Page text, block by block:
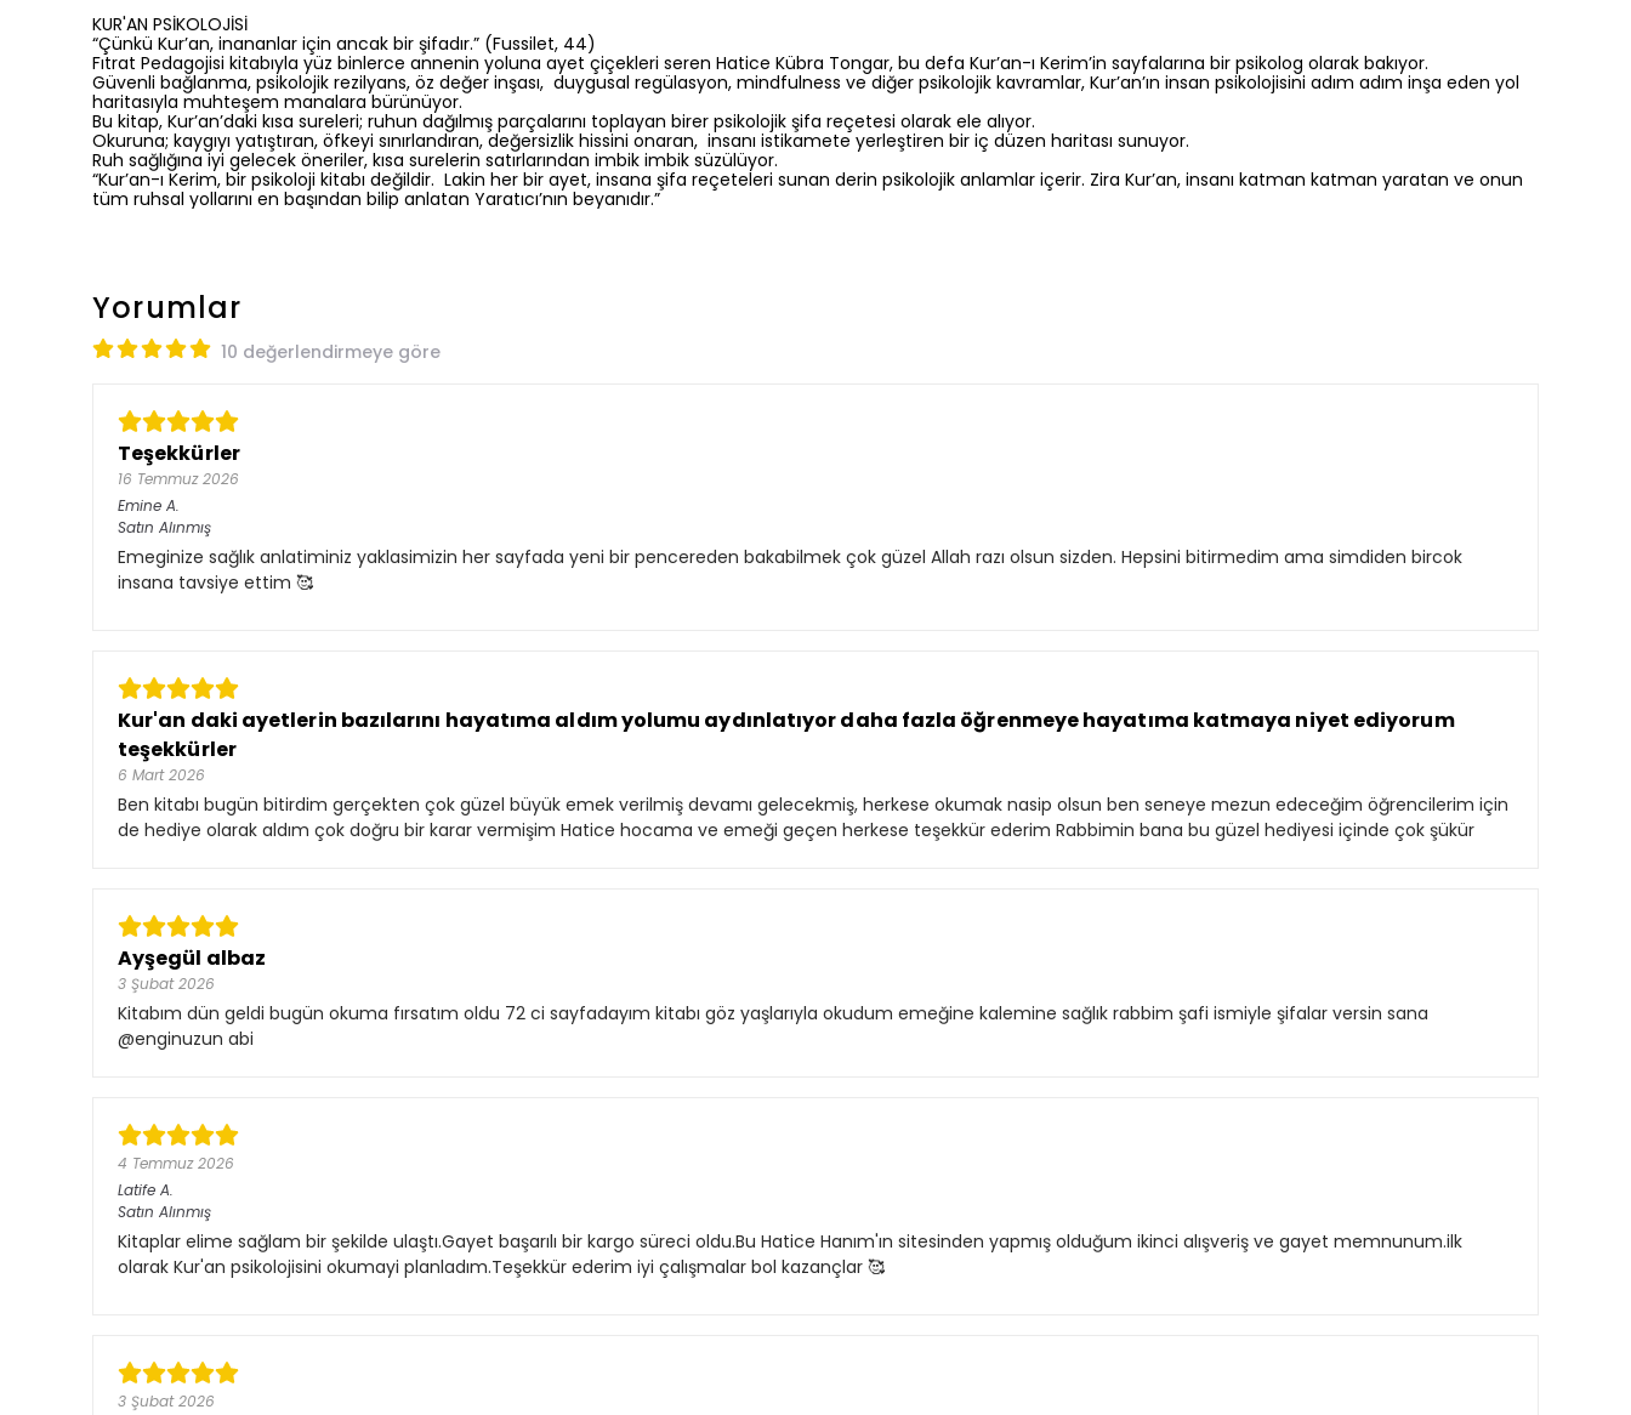
KUR'AN PSİKOLOJİSİ
“Çünkü Kur’an, inananlar için ancak bir şifadır.” (Fussilet, 44)
Fıtrat Pedagojisi kitabıyla yüz binlerce annenin yoluna ayet çiçekleri seren Hatice Kübra Tongar, bu defa Kur’an-ı Kerim’in sayfalarına bir psikolog olarak bakıyor.
Güvenli bağlanma, psikolojik rezilyans, öz değer inşası, duygusal regülasyon, mindfulness ve diğer psikolojik kavramlar, Kur’an’ın insan psikolojisini adım adım inşa eden yol
haritasıyla muhteşem manalara bürünüyor.
Bu kitap, Kur’an’daki kısa sureleri; ruhun dağılmış parçalarını toplayan birer psikolojik şifa reçetesi olarak ele alıyor.
Okuruna; kaygıyı yatıştıran, öfkeyi sınırlandıran, değersizlik hissini onaran, insanı istikamete yerleştiren bir iç düzen haritası sunuyor.
Ruh sağlığına iyi gelecek öneriler, kısa surelerin satırlarından imbik imbik süzülüyor.
“Kur’an-ı Kerim, bir psikoloji kitabı değildir. Lakin her bir ayet, insana şifa reçeteleri sunan derin psikolojik anlamlar içerir. Zira Kur’an, insanı katman katman yaratan ve onun
tüm ruhsal yollarını en başından bilip anlatan Yaratıcı’nın beyanıdır.”
Yorumlar
10 değerlendirmeye göre
Teşekkürler
16 Temmuz 2026
Emine A.
Satın Alınmış
Emeginize sağlık anlatiminiz yaklasimizin her sayfada yeni bir pencereden bakabilmek çok güzel Allah razı olsun sizden. Hepsini bitirmedim ama simdiden bircok
insana tavsiye ettim 🥰
Kur'an daki ayetlerin bazılarını hayatıma aldım yolumu aydınlatıyor daha fazla öğrenmeye hayatıma katmaya niyet ediyorum
teşekkürler
6 Mart 2026
Ben kitabı bugün bitirdim gerçekten çok güzel büyük emek verilmiş devamı gelecekmiş, herkese okumak nasip olsun ben seneye mezun edeceğim öğrencilerim için
de hediye olarak aldım çok doğru bir karar vermişim Hatice hocama ve emeği geçen herkese teşekkür ederim Rabbimin bana bu güzel hediyesi içinde çok şükür
Ayşegül albaz
3 Şubat 2026
Kitabım dün geldi bugün okuma fırsatım oldu 72 ci sayfadayım kitabı göz yaşlarıyla okudum emeğine kalemine sağlık rabbim şafi ismiyle şifalar versin sana
@enginuzun abi
4 Temmuz 2026
Latife A.
Satın Alınmış
Kitaplar elime sağlam bir şekilde ulaştı.Gayet başarılı bir kargo süreci oldu.Bu Hatice Hanım'ın sitesinden yapmış olduğum ikinci alışveriş ve gayet memnunum.ilk
olarak Kur'an psikolojisini okumayi planladım.Teşekkür ederim iyi çalışmalar bol kazançlar 🥰
3 Şubat 2026